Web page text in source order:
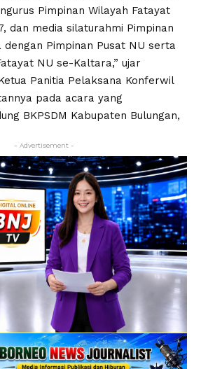
Pimpinan Wilayah Fatayat
dan media silaturahmi Pimpinan
Pimpinan Pusat NU serta
NU se-Kaltara,” ujar
Panitia Pelaksana Konferwil
pada acara yang
BKPSDM Kabupaten Bulungan,
- Advertisement -